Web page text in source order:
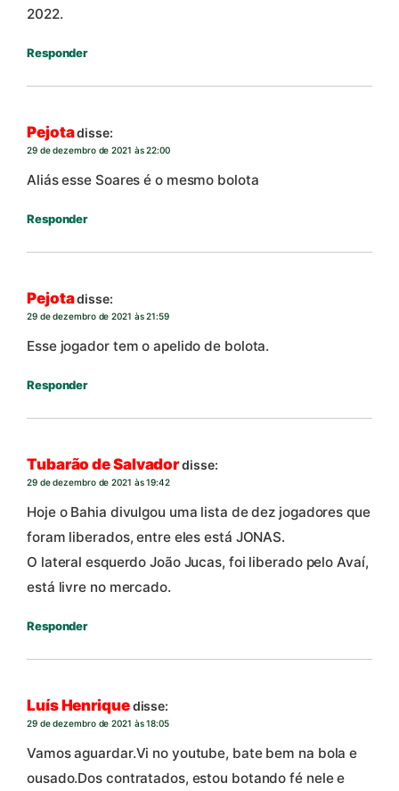
2022.
Responder
Pejotadisse:
29 de dezembro de 2021 às 22:00
Aliás esse Soares é o mesmo bolota
Responder
Pejotadisse:
29 de dezembro de 2021 às 21:59
Esse jogador tem o apelido de bolota.
Responder
Tubarão de Salvadordisse:
29 de dezembro de 2021 às 19:42
Hoje o Bahia divulgou uma lista de dez jogadores que
foram liberados, entre eles está JONAS.
O lateral esquerdo João Jucas, foi liberado pelo Avaí,
está livre no mercado.
Responder
Luís Henriquedisse:
29 de dezembro de 2021 às 18:05
Vamos aguardar.Vi no youtube, bate bem na bola e
ousado.Dos contratados, estou botando fé nele e